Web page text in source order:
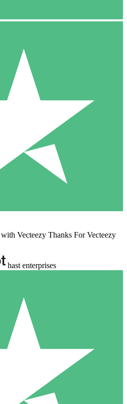
Vecteezy Thanks For Vecteezy
hast enterprises